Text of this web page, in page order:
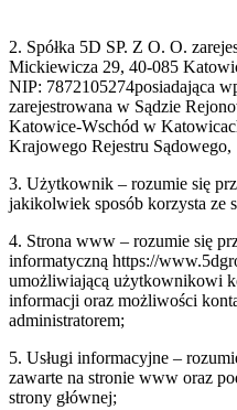
2. Spółka 5D SP. Z O. O.
Mickiewicza 29, 40-085
NIP: 7872105274posiadająca
zarejestrowana w Sądzie
Katowice-Wschód w
Krajowego Rejestru Sądowego,
3. Użytkownik – rozumie się
jakikolwiek sposób korzysta ze
4. Strona www – rozumie się
informatyczną https://
umożliwiającą użytkownikowi
informacji oraz możliwości
administratorem;
5. Usługi informacyjne –
zawarte na stronie www oraz
strony głównej;